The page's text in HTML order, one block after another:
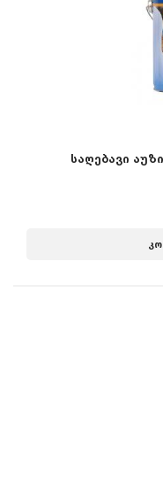
საღებავი